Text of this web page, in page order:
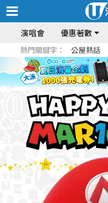
演唱會 優惠著數
熱門關鍵字： 公屋熱話